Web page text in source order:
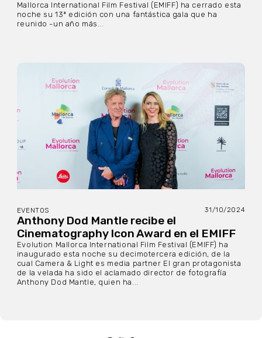
Mallorca International Film Festival (EMIFF) ha cerrado esta
noche su 13ª edición con una fantástica gala que ha
reunido -un año más...
EVENTOS 31/10/2024
Anthony Dod Mantle recibe el
Cinematography Icon Award en el EMIFF
Evolution Mallorca International Film Festival (EMIFF) ha
inaugurado esta noche su decimotercera edición, de la
cual Camera & Light es media partner El gran protagonista
de la velada ha sido el aclamado director de fotografía
Anthony Dod Mantle, quien ha...